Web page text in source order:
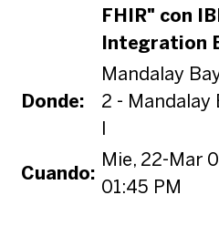
FHIR" con
Integration
Donde:
Mandalay
2 - Mandalay
Cuando:
Mie, 22-Mar
01:45 PM